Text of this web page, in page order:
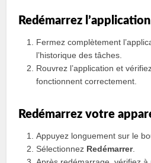
Redémarrez l’application
Fermez complètement
l’historique des tâches.
Rouvrez l’application et
fonctionnent correctement.
Redémarrez votre
Appuyez longuement sur le
Sélectionnez Redémarrer.